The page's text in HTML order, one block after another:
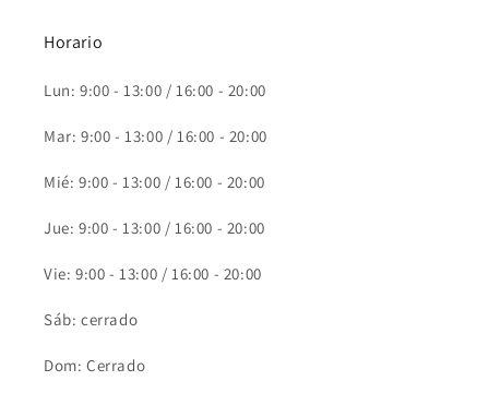
Horario
Lun: 9:00 - 13:00 / 16:00 - 20:00
Mar: 9:00 - 13:00 / 16:00 - 20:00
Mié: 9:00 - 13:00 / 16:00 - 20:00
Jue: 9:00 - 13:00 / 16:00 - 20:00
Vie: 9:00 - 13:00 / 16:00 - 20:00
Sáb: cerrado
Dom: Cerrado